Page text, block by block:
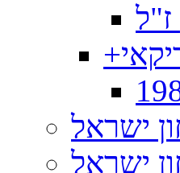
+
ישראל
ישראל